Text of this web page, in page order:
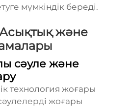
мүмкіндік береді.
және
сәуле және
технология жоғары
жоғары